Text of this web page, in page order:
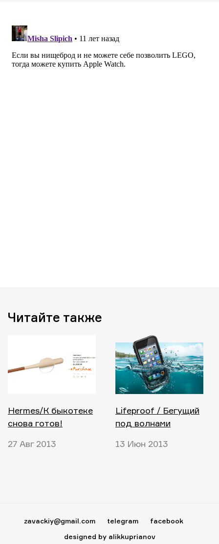
Читайте также
Hermes/К быкотеке
снова готов!
27 Авг 2013
Lifeproof / Бегущий
под волнами
13 Июн 2013
zavackiy@gmail.com telegram
facebook
designed by alikkuprianov